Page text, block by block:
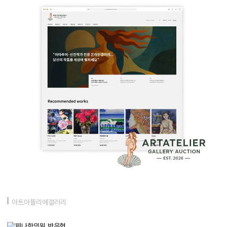
아트아뜰리에갤러리